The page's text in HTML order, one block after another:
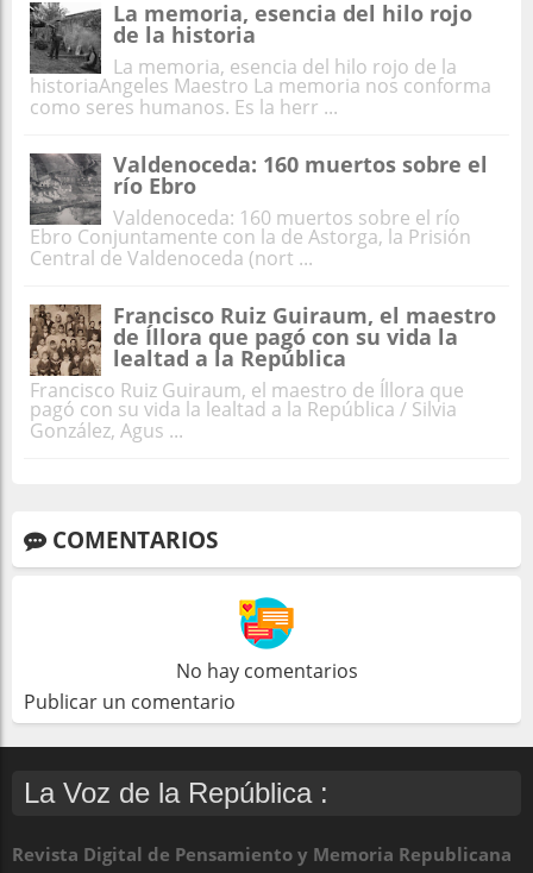
La memoria, esencia del hilo rojo
de la historia
La memoria, esencia del hilo rojo de la
historiaAngeles Maestro La memoria nos conforma
como seres humanos. Es la herr ...
Valdenoceda: 160 muertos sobre el
río Ebro
Valdenoceda: 160 muertos sobre el río
Ebro Conjuntamente con la de Astorga, la Prisión
Central de Valdenoceda (nort ...
Francisco Ruiz Guiraum, el maestro
de Íllora que pagó con su vida la
lealtad a la República
Francisco Ruiz Guiraum, el maestro de Íllora que
pagó con su vida la lealtad a la República / Silvia
González, Agus ...
COMENTARIOS
No hay comentarios
Publicar un comentario
La Voz de la República :
Revista Digital de Pensamiento y Memoria Republicana